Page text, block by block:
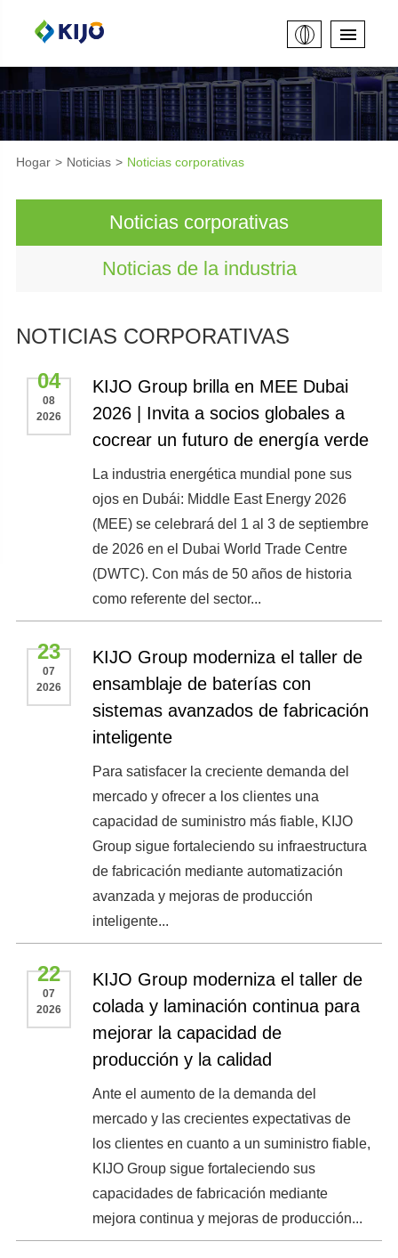
Hogar Noticias Noticias corporativas
Noticias corporativas
Noticias de la industria
NOTICIAS CORPORATIVAS
04
08
2026
KIJO Group brilla en MEE Dubai
2026 | Invita a socios globales a
cocrear un futuro de energía verde
La industria energética mundial pone sus
ojos en Dubái: Middle East Energy 2026
(MEE) se celebrará del 1 al 3 de septiembre
de 2026 en el Dubai World Trade Centre
(DWTC). Con más de 50 años de historia
como referente del sector...
23
07
2026
KIJO Group moderniza el taller de
ensamblaje de baterías con
sistemas avanzados de fabricación
inteligente
Para satisfacer la creciente demanda del
mercado y ofrecer a los clientes una
capacidad de suministro más fiable, KIJO
Group sigue fortaleciendo su infraestructura
de fabricación mediante automatización
avanzada y mejoras de producción
inteligente...
22
07
2026
KIJO Group moderniza el taller de
colada y laminación continua para
mejorar la capacidad de
producción y la calidad
Ante el aumento de la demanda del
mercado y las crecientes expectativas de
los clientes en cuanto a un suministro fiable,
KIJO Group sigue fortaleciendo sus
capacidades de fabricación mediante
mejora continua y mejoras de producción...